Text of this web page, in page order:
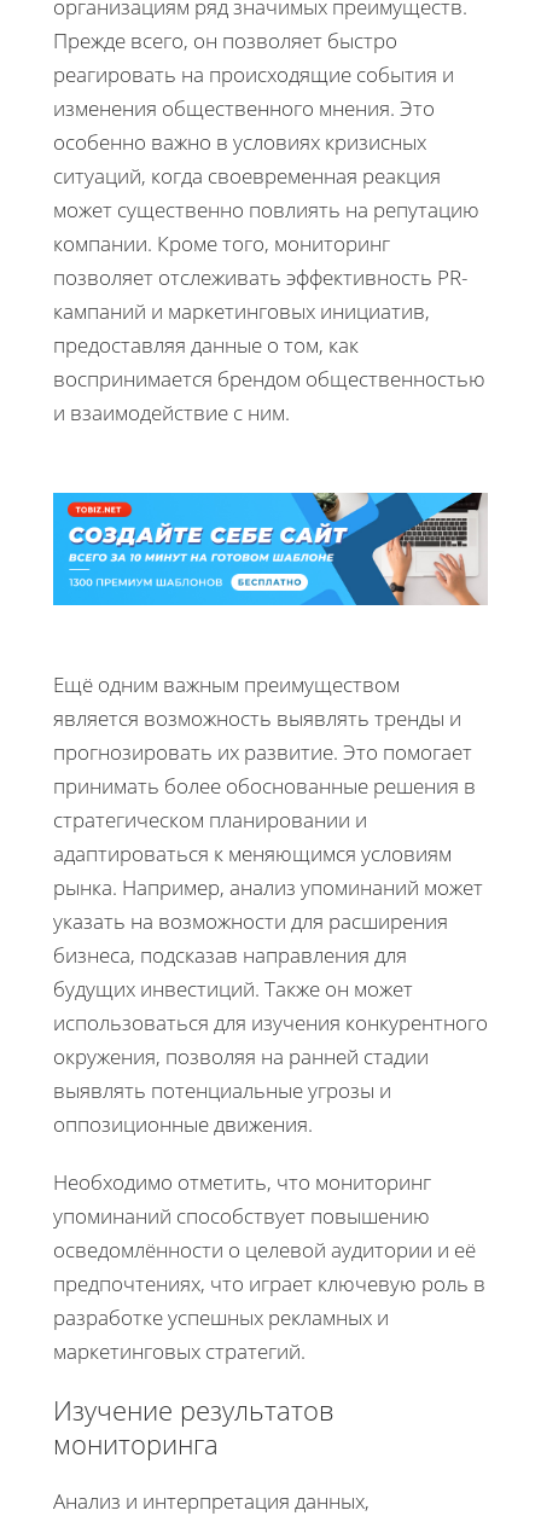
организациям ряд значимых преимуществ.
Прежде всего, он позволяет быстро
реагировать на происходящие события и
изменения общественного мнения. Это
особенно важно в условиях кризисных
ситуаций, когда своевременная реакция
может существенно повлиять на репутацию
компании. Кроме того, мониторинг
позволяет отслеживать эффективность PR-
кампаний и маркетинговых инициатив,
предоставляя данные о том, как
воспринимается брендом общественностью
и взаимодействие с ним.
Ещё одним важным преимуществом
является возможность выявлять тренды и
прогнозировать их развитие. Это помогает
принимать более обоснованные решения в
стратегическом планировании и
адаптироваться к меняющимся условиям
рынка. Например, анализ упоминаний может
указать на возможности для расширения
бизнеса, подсказав направления для
будущих инвестиций. Также он может
использоваться для изучения конкурентного
окружения, позволяя на ранней стадии
выявлять потенциальные угрозы и
оппозиционные движения.
Необходимо отметить, что мониторинг
упоминаний способствует повышению
осведомлённости о целевой аудитории и её
предпочтениях, что играет ключевую роль в
разработке успешных рекламных и
маркетинговых стратегий.
Изучение результатов
мониторинга
Анализ и интерпретация данных,